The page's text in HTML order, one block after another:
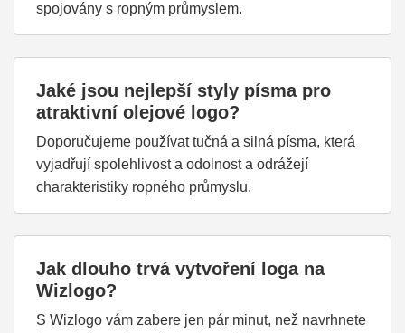
spojovány s ropným průmyslem.
Jaké jsou nejlepší styly písma pro
atraktivní olejové logo?
Doporučujeme používat tučná a silná písma, která
vyjadřují spolehlivost a odolnost a odrážejí
charakteristiky ropného průmyslu.
Jak dlouho trvá vytvoření loga na
Wizlogo?
S Wizlogo vám zabere jen pár minut, než navrhnete